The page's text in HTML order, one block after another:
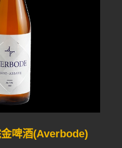
啤酒(Averbode)